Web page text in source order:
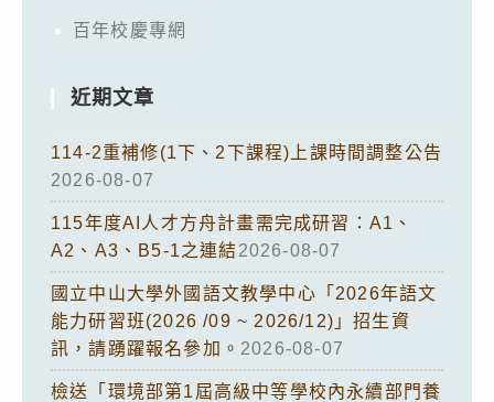
百年校慶專網
近期文章
114-2重補修(1下、2下課程)上課時間調整公告
2026-08-07
115年度AI人才方舟計畫需完成研習：A1、
A2、A3、B5-1之連結2026-08-07
國立中山大學外國語文教學中心「2026年語文
能力研習班(2026 /09 ~ 2026/12)」招生資
訊，請踴躍報名參加。 2026-08-07
檢送「環境部第1屆高級中等學校內永續部門養